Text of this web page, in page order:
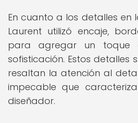
En cuanto a los detalles en
Laurent utilizó encaje,
para agregar un toque
sofisticación. Estos detalles
resaltan la atención al
impecable que
diseñador.